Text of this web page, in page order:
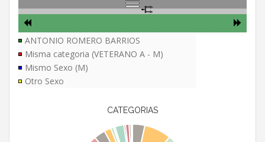
ANTONIO ROMERO BARRIOS
Misma categoria (VETERANO A - M)
Mismo Sexo (M)
Otro Sexo
CATEGORIAS